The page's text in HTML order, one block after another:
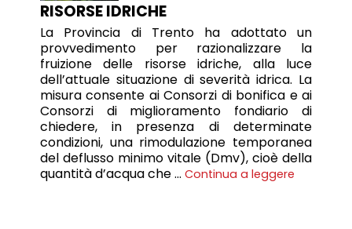
RISORSE IDRICHE
La Provincia di Trento ha adottato un
provvedimento per razionalizzare la
fruizione delle risorse idriche, alla luce
dell’attuale situazione di severità idrica. La
misura consente ai Consorzi di bonifica e ai
Consorzi di miglioramento fondiario di
chiedere, in presenza di determinate
condizioni, una rimodulazione temporanea
del deflusso minimo vitale (Dmv), cioè della
quantità d’acqua che … Continua a leggere